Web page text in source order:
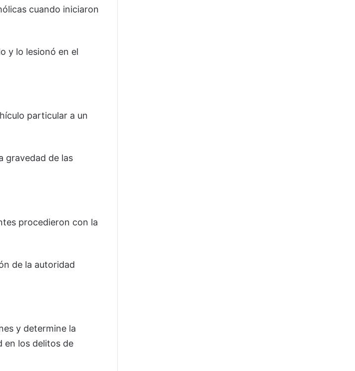
cuando iniciaron
y lo lesionó en el
particular a un
gravedad de las
procedieron con la
de la autoridad
y determine la
en los delitos de